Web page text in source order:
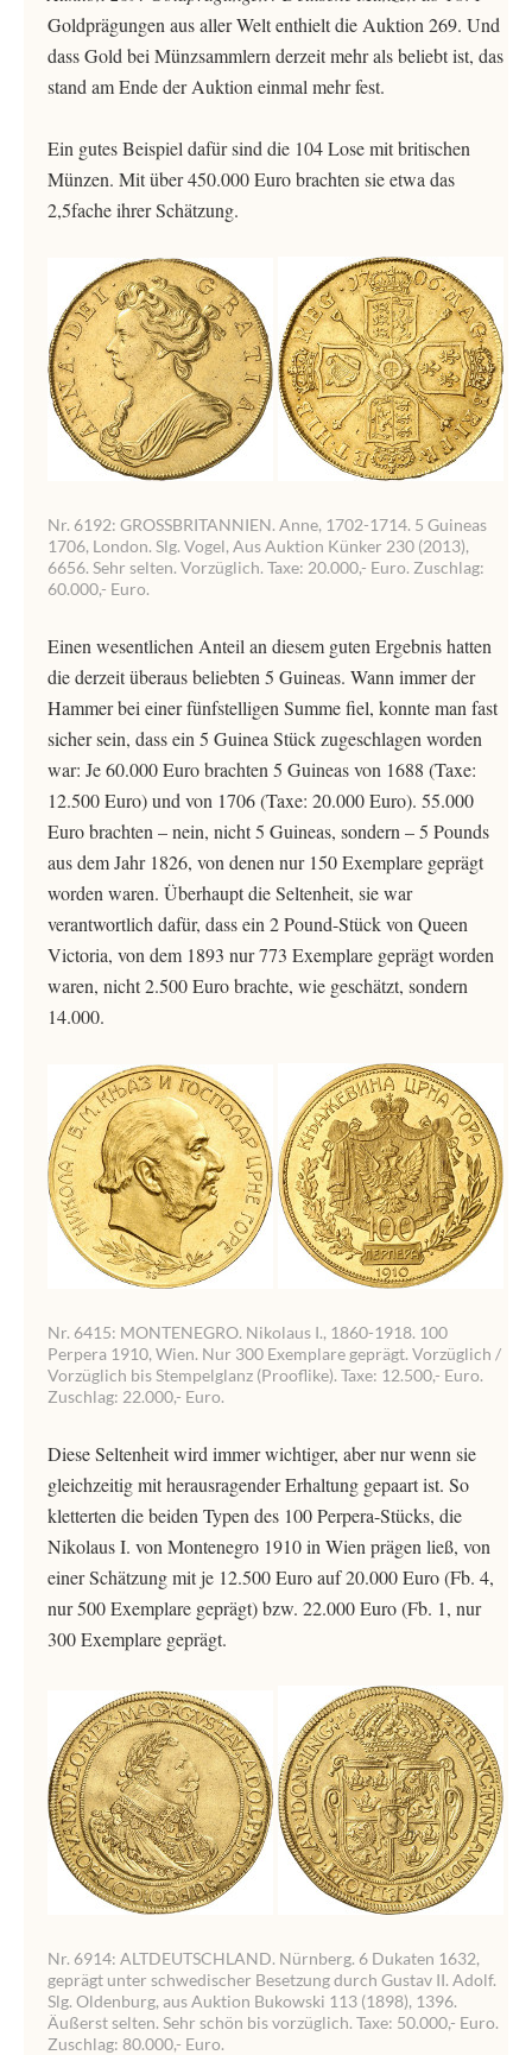
Goldprägungen aus aller Welt enthielt die Auktion 269. Und
dass Gold bei Münzsammlern derzeit mehr als beliebt ist, das
stand am Ende der Auktion einmal mehr fest.
Ein gutes Beispiel dafür sind die 104 Lose mit britischen
Münzen. Mit über 450.000 Euro brachten sie etwa das
2,5fache ihrer Schätzung.
Nr. 6192: GROSSBRITANNIEN. Anne, 1702-1714. 5 Guineas
1706, London. Slg. Vogel, Aus Auktion Künker 230 (2013),
6656. Sehr selten. Vorzüglich. Taxe: 20.000,- Euro. Zuschlag:
60.000,- Euro.
Einen wesentlichen Anteil an diesem guten Ergebnis hatten
die derzeit überaus beliebten 5 Guineas. Wann immer der
Hammer bei einer fünfstelligen Summe fiel, konnte man fast
sicher sein, dass ein 5 Guinea Stück zugeschlagen worden
war: Je 60.000 Euro brachten 5 Guineas von 1688 (Taxe:
12.500 Euro) und von 1706 (Taxe: 20.000 Euro). 55.000
Euro brachten – nein, nicht 5 Guineas, sondern – 5 Pounds
aus dem Jahr 1826, von denen nur 150 Exemplare geprägt
worden waren. Überhaupt die Seltenheit, sie war
verantwortlich dafür, dass ein 2 Pound-Stück von Queen
Victoria, von dem 1893 nur 773 Exemplare geprägt worden
waren, nicht 2.500 Euro brachte, wie geschätzt, sondern
14.000.
Nr. 6415: MONTENEGRO. Nikolaus I., 1860-1918. 100
Perpera 1910, Wien. Nur 300 Exemplare geprägt. Vorzüglich /
Vorzüglich bis Stempelglanz (Prooflike). Taxe: 12.500,- Euro.
Zuschlag: 22.000,- Euro.
Diese Seltenheit wird immer wichtiger, aber nur wenn sie
gleichzeitig mit herausragender Erhaltung gepaart ist. So
kletterten die beiden Typen des 100 Perpera-Stücks, die
Nikolaus I. von Montenegro 1910 in Wien prägen ließ, von
einer Schätzung mit je 12.500 Euro auf 20.000 Euro (Fb. 4,
nur 500 Exemplare geprägt) bzw. 22.000 Euro (Fb. 1, nur
300 Exemplare geprägt.
Nr. 6914: ALTDEUTSCHLAND. Nürnberg. 6 Dukaten 1632,
geprägt unter schwedischer Besetzung durch Gustav II. Adolf.
Slg. Oldenburg, aus Auktion Bukowski 113 (1898), 1396.
Äußerst selten. Sehr schön bis vorzüglich. Taxe: 50.000,- Euro.
Zuschlag: 80.000,- Euro.